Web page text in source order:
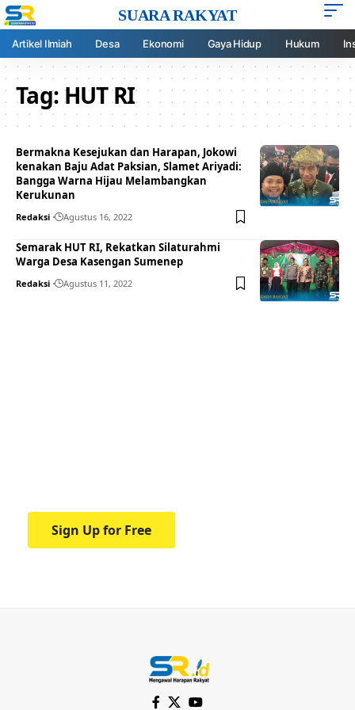
SUARA RAKYAT
Artikel Ilmiah Desa Ekonomi Gaya Hidup Hukum
Tag:HUT RI
Bermakna Kesejukan dan Harapan, Jokowi
kenakan Baju Adat Paksian, Slamet Ariyadi:
Bangga Warna Hijau Melambangkan
Kerukunan
Redaksi Agustus 16, 2022
Semarak HUT RI, Rekatkan Silaturahmi
Warga Desa Kasengan Sumenep
Redaksi Agustus 11, 2022
Sign Up for Free